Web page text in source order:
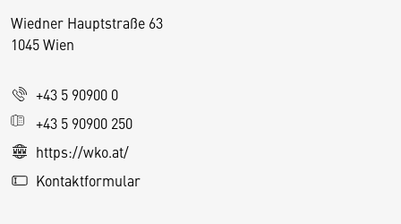
Wiedner Hauptstraße 63
1045 Wien
+43 5 90900 0
+43 5 90900 250
https://wko.at/
Kontaktformular
D
s
e
S
e